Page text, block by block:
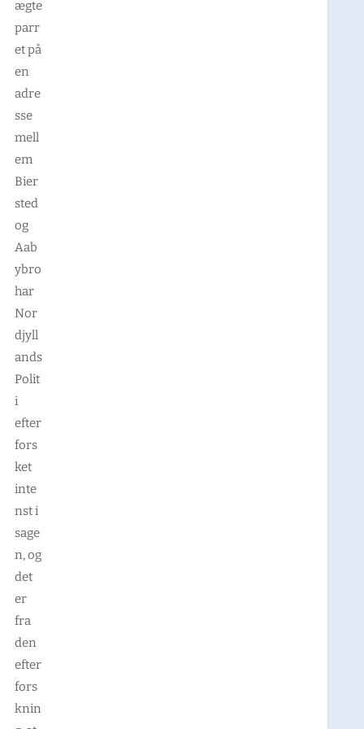
ægte
parr
et på
en
adre
sse
mell
em
Bier
sted
og
Aab
ybro
har
Nor
djyll
ands
Polit
i
efter
fors
ket
inte
nst i
sage
n, og
det
er
fra
den
efter
fors
knin